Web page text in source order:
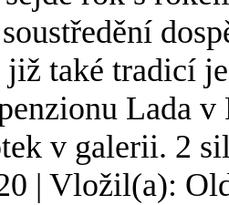
také tradicí
Lada v
v galerii. 2
| Vložil(a):